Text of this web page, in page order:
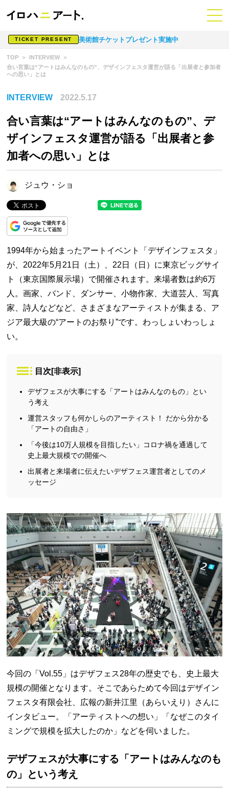
TICKET PRESENT 美術館チケットプレゼント実施中
TOP
INTERVIEW
合い言葉は“アートはみんなのもの”、デザインフェスタ運営が語る「出展者と参加者
への思い」とは
INTERVIEW 2022.5.17
合い言葉は“アートはみんなのもの”、デ
ザインフェスタ運営が語る「出展者と参
加者への思い」とは
ジュウ・ショ
1994年から始まったアートイベント「デザインフェスタ」
が、2022年5月21日（土）、22日（日）に東京ビッグサイ
ト（東京国際展示場）で開催されます。来場者数は約6万
人。画家、バンド、ダンサー、小物作家、大道芸人、写真
家、詩人などなど、さまざまなアーティストが集まる、ア
ジア最大級の“アートのお祭り”です。わっしょいわっしょ
い。
目次 [非表示]
デザフェスが大事にする「アートはみんなのもの」とい
う考え
運営スタッフも何かしらのアーティスト！ だから分かる
「アートの自由さ」
「今後は10万人規模を目指したい」コロナ禍を通過して
史上最大規模での開催へ
出展者と来場者に伝えたいデザフェス運営者としてのメ
ッセージ
今回の「Vol.55」はデザフェス28年の歴史でも、史上最大
規模の開催となります。そこであらためて今回はデザイン
フェスタ有限会社、広報の新井江里（あらいえり）さんに
インタビュー。「アーティストへの想い」「なぜこのタイ
ミングで規模を拡大したのか」などを伺いました。
デザフェスが大事にする「アートはみんなのも
の」という考え